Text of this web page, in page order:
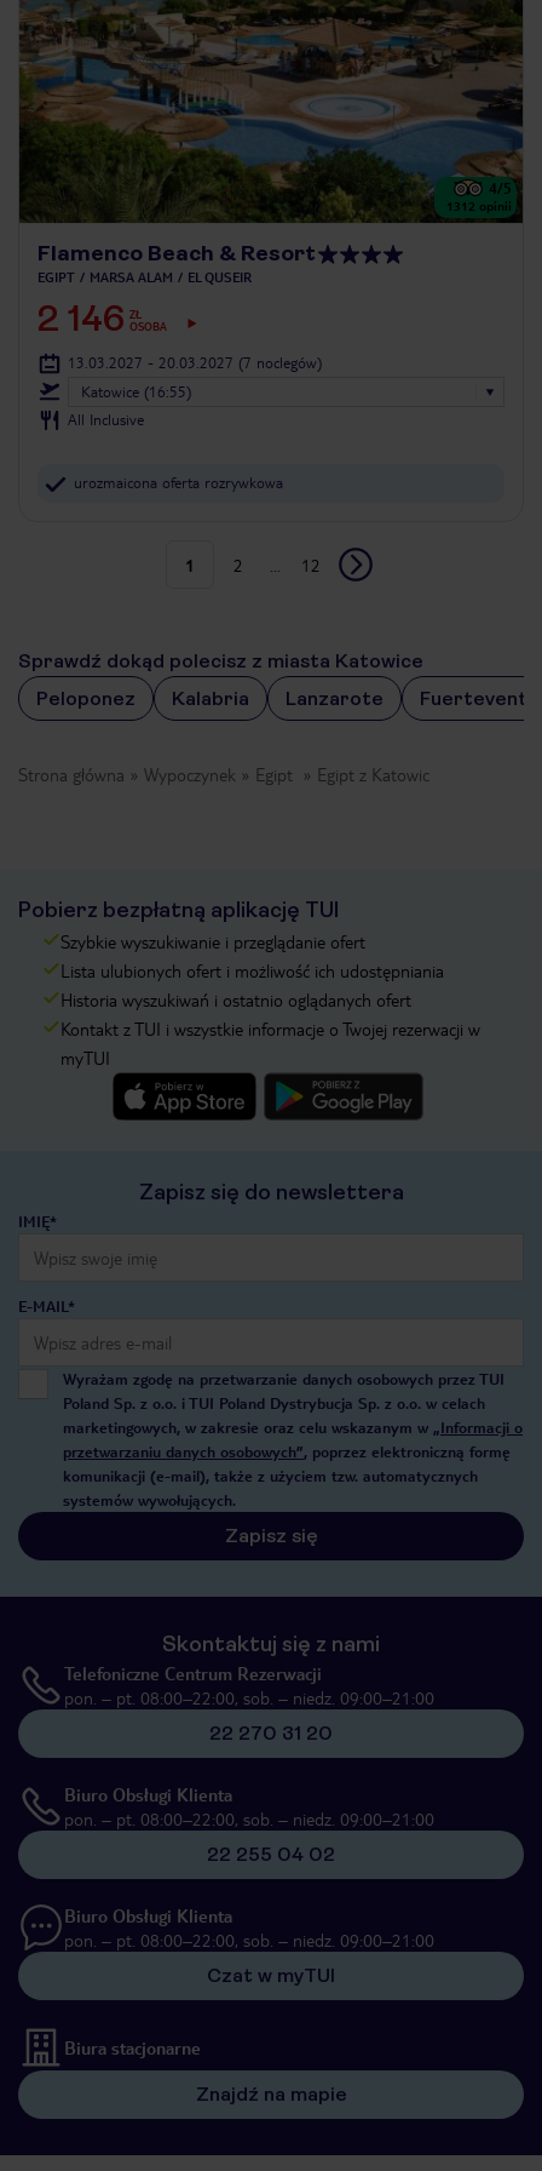
4/5
1312 opinii
Flamenco Beach & Resort
EGIPT MARSA ALAM EL QUSEIR
2 146 ZŁ
OSOBA
13.03.2027 - 20.03.2027 (7 noclegów)
Katowice (16:55)
All Inclusive
urozmaicona oferta rozrywkowa
1 2 12
Sprawdź dokąd polecisz z miasta Katowice
Peloponez
Kalabria Lanzarote
Strona główna Wypoczynek Egipt Egipt z Katowic
Pobierz bezpłatną aplikację TUI
Szybkie wyszukiwanie i przeglądanie ofert
Lista ulubionych ofert i możliwość ich udostępniania
Historia wyszukiwań i ostatnio oglądanych ofert
Kontakt z TUI i wszystkie informacje o Twojej rezerwacji w
myTUI
Zapisz się do newslettera
IMIĘ*
E-MAIL*
Wyrażam zgodę na przetwarzanie danych osobowych przez TUI
Poland Sp. z o.o. i TUI Poland Dystrybucja Sp. z o.o. w celach
marketingowych, w zakresie oraz celu wskazanym w „Informacji o
przetwarzaniu danych osobowych”, poprzez elektroniczną formę
komunikacji (e-mail), także z użyciem tzw. automatycznych
systemów wywołujących.
Zapisz się
Skontaktuj się z nami
Telefoniczne Centrum Rezerwacji
pon. – pt. 08:00–22:00, sob. – niedz. 09:00–21:00
22 270 31 20
Biuro Obsługi Klienta
pon. – pt. 08:00–22:00, sob. – niedz. 09:00–21:00
22 255 04 02
Biuro Obsługi Klienta
pon. – pt. 08:00–22:00, sob. – niedz. 09:00–21:00
Czat w myTUI
Biura stacjonarne
Znajdź na mapie